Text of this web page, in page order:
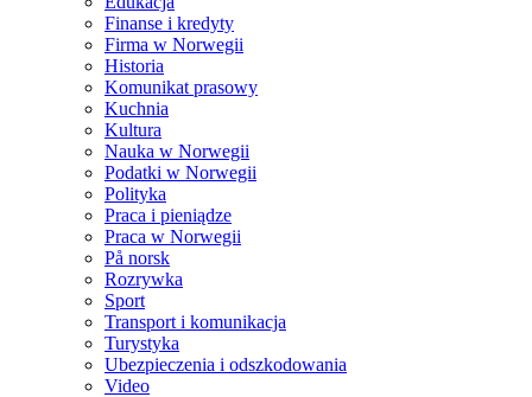
Finanse i kredyty
Firma w Norwegii
Historia
Komunikat prasowy
Kuchnia
Kultura
Nauka w Norwegii
Podatki w Norwegii
Polityka
Praca i pieniądze
Praca w Norwegii
På norsk
Rozrywka
Sport
Transport i komunikacja
Turystyka
Ubezpieczenia i odszkodowania
Video